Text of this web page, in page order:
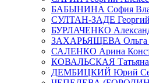
БАБЫНИНА София
СУЛТАН-ЗАДЕ
БУРЛАЧЕНКО
ЗАХАРЬЯЩЕВА Ольга
САЛЕНКО Арина
КОВАЛЬСКАЯ Татьяна
ДЕМБИЦКИЙ Юрий